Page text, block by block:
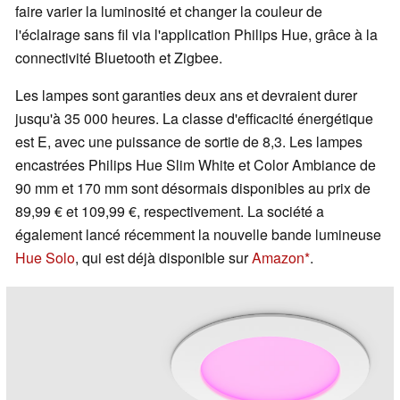
faire varier la luminosité et changer la couleur de
l'éclairage sans fil via l'application Philips Hue, grâce à la
connectivité Bluetooth et Zigbee.
Les lampes sont garanties deux ans et devraient durer
jusqu'à 35 000 heures. La classe d'efficacité énergétique
est E, avec une puissance de sortie de 8,3. Les lampes
encastrées Philips Hue Slim White et Color Ambiance de
90 mm et 170 mm sont désormais disponibles au prix de
89,99 € et 109,99 €, respectivement. La société a
également lancé récemment la nouvelle bande lumineuse
Hue Solo, qui est déjà disponible surAmazon .